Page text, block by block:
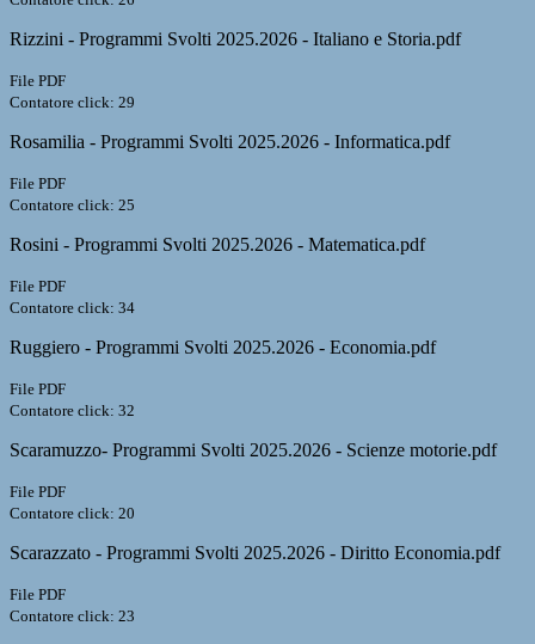
Rizzini - Programmi Svolti 2025.2026 - Italiano e Storia.pdf
File PDF
Contatore click: 29
Rosamilia - Programmi Svolti 2025.2026 - Informatica.pdf
File PDF
Contatore click: 25
Rosini - Programmi Svolti 2025.2026 - Matematica.pdf
File PDF
Contatore click: 34
Ruggiero - Programmi Svolti 2025.2026 - Economia.pdf
File PDF
Contatore click: 32
Scaramuzzo- Programmi Svolti 2025.2026 - Scienze motorie.pdf
File PDF
Contatore click: 20
Scarazzato - Programmi Svolti 2025.2026 - Diritto Economia.pdf
File PDF
Contatore click: 23